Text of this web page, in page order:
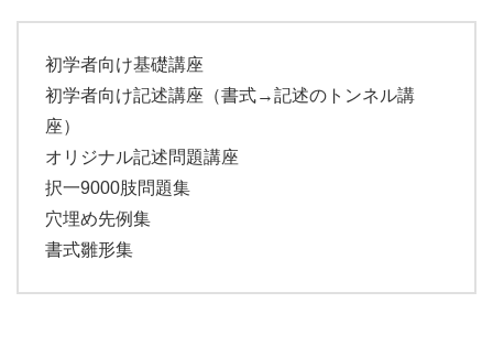
初学者向け基礎講座
初学者向け記述講座（書式→記述のトンネル講
座）
オリジナル記述問題講座
択一9000肢問題集
穴埋め先例集
書式雛形集